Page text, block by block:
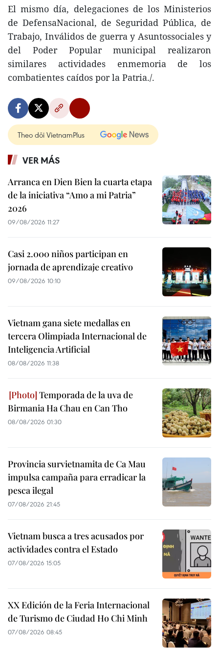
El mismo día, delegaciones de los Ministerios
de DefensaNacional, de Seguridad Pública, de
Trabajo, Inválidos de guerra y Asuntossociales y
del Poder Popular municipal realizaron
similares actividades enmemoria de los
combatientes caídos por la Patria./.
Theo dõi VietnamPlus
VER MÁS
Arranca en Dien Bien la cuarta etapa
de la iniciativa “Amo a mi Patria”
2026
09/08/2026 11:27
Casi 2.000 niños participan en
jornada de aprendizaje creativo
09/08/2026 10:10
Vietnam gana siete medallas en
tercera Olimpiada Internacional de
Inteligencia Artificial
08/08/2026 11:38
Temporada de la uva de
Birmania Ha Chau en Can Tho
08/08/2026 01:30
Provincia survietnamita de Ca Mau
impulsa campaña para erradicar la
pesca ilegal
07/08/2026 21:45
Vietnam busca a tres acusados por
actividades contra el Estado
07/08/2026 15:05
XX Edición de la Feria Internacional
de Turismo de Ciudad Ho Chi Minh
07/08/2026 08:45